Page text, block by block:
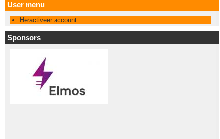
User menu
Heractiveer account
Sponsors